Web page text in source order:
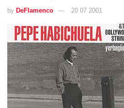
by DeFlamenco 20 07 2001